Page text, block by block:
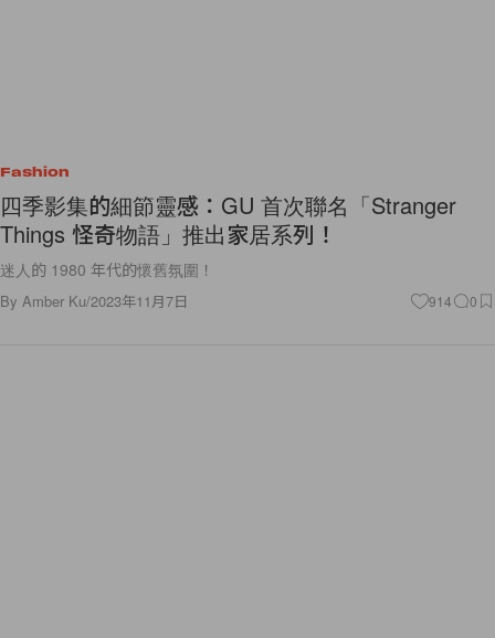
Fashion
四季影集的細節靈感：GU 首次聯名「Stranger
Things 怪奇物語」推出家居系列！
迷人的 1980 年代的懷舊氛圍！
By Amber Ku/2023年11月7日 914 0